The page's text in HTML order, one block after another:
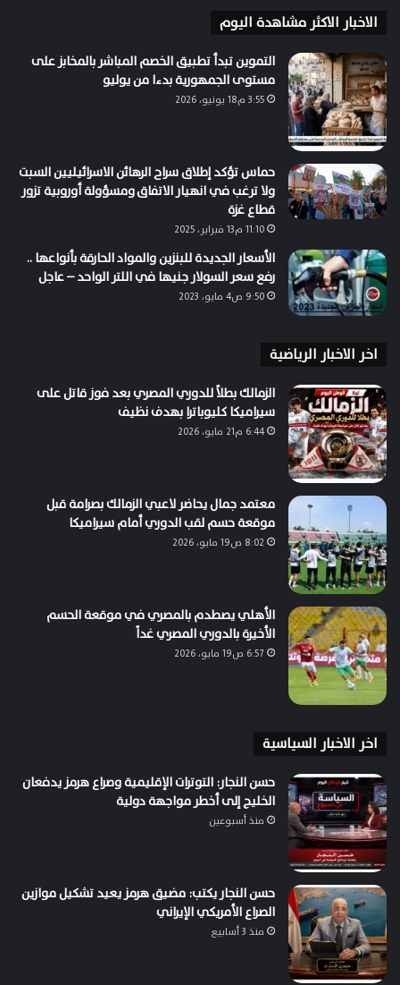
الاخبار الاكثر مشاهدة اليوم
التموين تبدأ تطبيق الخصم المباشر بالمخابز على
مستوى الجمهورية بدءا من يوليو
3:55 م18 يونيو، 2026
حماس تؤكد إطلاق سراح الرهائن الاسرائيليين السبت
ولا ترغب في انهيار الاتفاق ومسؤولة أوروبية تزور
قطاع غزة
11:10 م13 فبراير، 2025
الأسعار الجديدة للبنزين والمواد الحارقة بأنواعها ..
رفع سعر السولار جنيها في اللتر الواحد – عاجل
9:50 ص4 مايو، 2023
اخر الاخبار الرياضية
الزمالك بطلاً للدوري المصري بعد فوز قاتل على
سيراميكا كليوباترا بهدف نظيف
6:44 م21 مايو، 2026
معتمد جمال يحاضر لاعبي الزمالك بصرامة قبل
موقعة حسم لقب الدوري أمام سيراميكا
8:02 ص19 مايو، 2026
الأهلي يصطدم بالمصري في موقعة الحسم
الأخيرة بالدوري المصري غداً
6:57 ص19 مايو، 2026
اخر الاخبار السياسية
حسن النجار: التوترات الإقليمية وصراع هرمز يدفعان
الخليج إلى أخطر مواجهة دولية
منذ أسبوعين
حسن النجار يكتب: مضيق هرمز يعيد تشكيل موازين
الصراع الأمريكي الإيراني
منذ 3 أسابيع